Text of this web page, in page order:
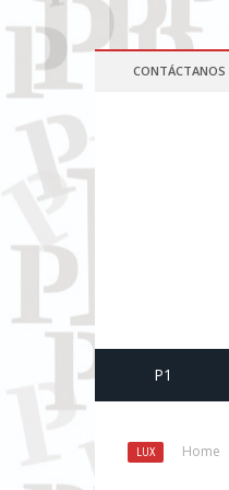
CONTÁCTANOS
P1
LUX Home